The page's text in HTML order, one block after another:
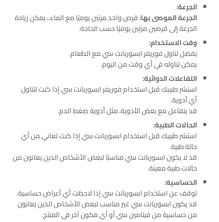
الجرعة:
الجرعة الموصى بها:قرص واحد مرتين يوميًا مع الماء.، يمكن زيادة
الجرعة إلى قرصين مرتين يوميًا حسب الحاجة.
وقت الاستخدام:
يفضل تناول فوريفر ابسوربانت سي مع الطعام.
يمكن تناوله في أي وقت من اليوم.
التفاعلات الدوائية:
استشر طبيبك قبل استخدام فوريفر ابسوربانت سي إذا كنت تتناول
أي أدوية.
قد يتفاعل مع بعض الأدوية، مثل أدوية ضغط الدم.
الحالات الطبية:
استشر طبيبك قبل استخدام ابسوربانت سي إذا كنت تعاني من أي
حالة طبية.
قد لا يكون ابسوربانت سي مناسبًا لبعض الأشخاص الذين يعانون من
حالات طبية معينة.
الحساسية:
توقف عن استخدام ابسوربانت سي إذا لاحظت أي أعراض حساسية.
قد يكون ابسوربانت سي غير مناسب لبعض الأشخاص الذين يعانون
من حساسية من فيتامين سي أو أي مكون آخر في المنتج.